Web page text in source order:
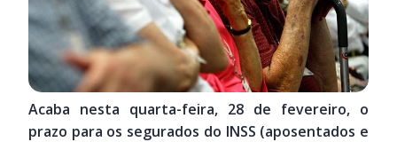
Acaba nesta quarta-feira, 28 de fevereiro, o
prazo para os segurados do INSS (aposentados e